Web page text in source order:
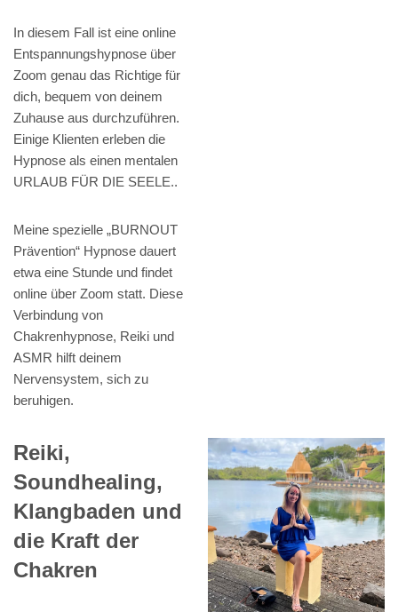
In diesem Fall ist eine online
Entspannungshypnose über
Zoom genau das Richtige für
dich, bequem von deinem
Zuhause aus durchzuführen.
Einige Klienten erleben die
Hypnose als einen mentalen
URLAUB FÜR DIE SEELE..
Meine spezielle „BURNOUT
Prävention“ Hypnose dauert
etwa eine Stunde und findet
online über Zoom statt. Diese
Verbindung von
Chakrenhypnose, Reiki und
ASMR hilft deinem
Nervensystem, sich zu
beruhigen.
Reiki,
Soundhealing,
Klangbaden und
die Kraft der
Chakren